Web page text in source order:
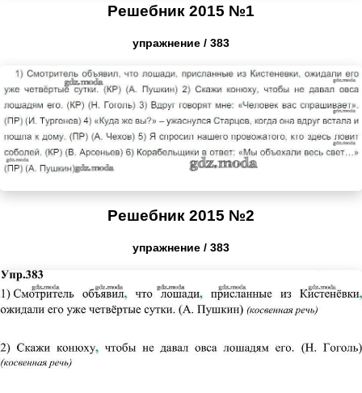
Решебник 2015 №1
упражнение / 383
Решебник 2015 №2
упражнение / 383